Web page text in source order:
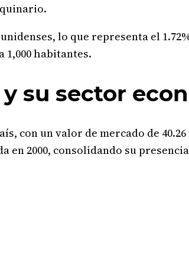
lo que representa el
1,000 habitantes.
su sector
con un valor de mercado de
2000, consolidando su